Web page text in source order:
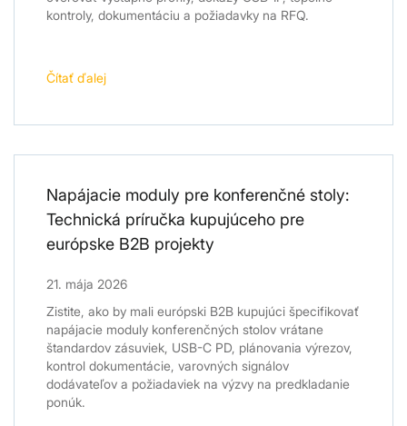
kontroly, dokumentáciu a požiadavky na RFQ.
Čítať ďalej
Napájacie moduly pre konferenčné stoly:
Technická príručka kupujúceho pre
európske B2B projekty
21. mája 2026
Zistite, ako by mali európski B2B kupujúci špecifikovať
napájacie moduly konferenčných stolov vrátane
štandardov zásuviek, USB-C PD, plánovania výrezov,
kontrol dokumentácie, varovných signálov
dodávateľov a požiadaviek na výzvy na predkladanie
ponúk.